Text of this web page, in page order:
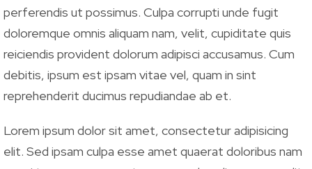
perferendis ut possimus. Culpa corrupti unde fugit
doloremque omnis aliquam nam, velit, cupiditate quis
reiciendis provident dolorum adipisci accusamus. Cum
debitis, ipsum est ipsam vitae vel, quam in sint
reprehenderit ducimus repudiandae ab et.
Lorem ipsum dolor sit amet, consectetur adipisicing
elit. Sed ipsam culpa esse amet quaerat doloribus nam